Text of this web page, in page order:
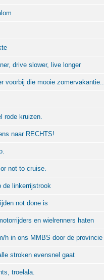
drive slower, live longer
voorbij die mooie zomervakantie..
rode kruizen.
naar RECHTS!
not to cruise.
de linkerrijstrook
not done is
en wielrenners haten
h in ons MMBS door de provincie
stroken evensnel gaat
troelala.